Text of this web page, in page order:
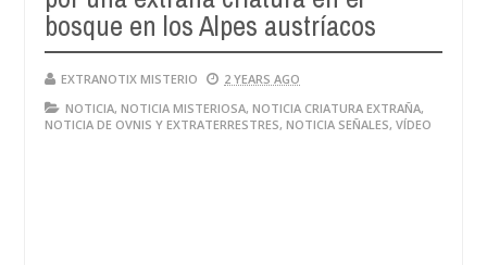
bosque en los Alpes austríacos
EXTRANOTIX MISTERIO
2 YEARS AGO
NOTICIA, NOTICIA MISTERIOSA, NOTICIA CRIATURA EXTRAÑA,
NOTICIA DE OVNIS Y EXTRATERRESTRES, NOTICIA SEÑALES, VÍDEO